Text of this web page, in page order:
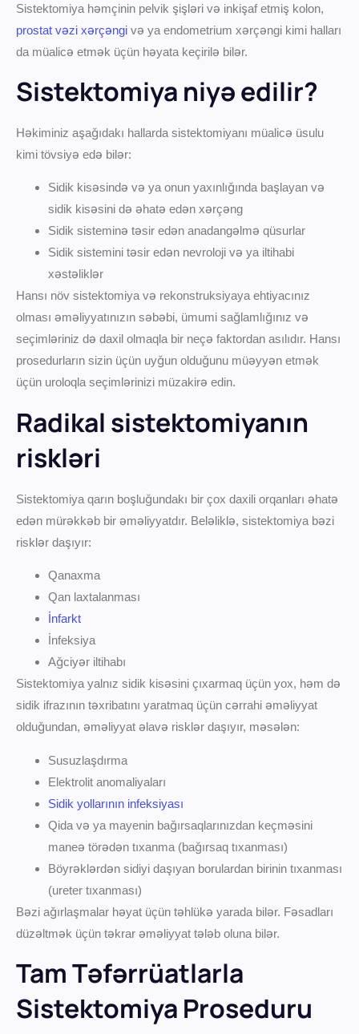
Sistektomiya həmçinin pelvik şişləri və inkişaf etmiş kolon,
prostat vəzi xərçəngi və ya endometrium xərçəngi kimi halları
da müalicə etmək üçün həyata keçirilə bilər.
Sistektomiya niyə edilir?
Həkiminiz aşağıdakı hallarda sistektomiyanı müalicə üsulu
kimi tövsiyə edə bilər:
Sidik kisəsində və ya onun yaxınlığında başlayan və
sidik kisəsini də əhatə edən xərçəng
Sidik sisteminə təsir edən anadangəlmə qüsurlar
Sidik sistemini təsir edən nevroloji və ya iltihabi
xəstəliklər
Hansı növ sistektomiya və rekonstruksiyaya ehtiyacınız
olması əməliyyatınızın səbəbi, ümumi sağlamlığınız və
seçimləriniz də daxil olmaqla bir neçə faktordan asılıdır. Hansı
prosedurların sizin üçün uyğun olduğunu müəyyən etmək
üçün uroloqla seçimlərinizi müzakirə edin.
Radikal sistektomiyanın
riskləri
Sistektomiya qarın boşluğundakı bir çox daxili orqanları əhatə
edən mürəkkəb bir əməliyyatdır. Beləliklə, sistektomiya bəzi
risklər daşıyır:
Qanaxma
Qan laxtalanması
İnfarkt
İnfeksiya
Ağciyər iltihabı
Sistektomiya yalnız sidik kisəsini çıxarmaq üçün yox, həm də
sidik ifrazının təxribatını yaratmaq üçün cərrahi əməliyyat
olduğundan, əməliyyat əlavə risklər daşıyır, məsələn:
Susuzlaşdırma
Elektrolit anomaliyaları
Sidik yollarının infeksiyası
Qida və ya mayenin bağırsaqlarınızdan keçməsini
maneə törədən tıxanma (bağırsaq tıxanması)
Böyrəklərdən sidiyi daşıyan borulardan birinin tıxanması
(ureter tıxanması)
Bəzi ağırlaşmalar həyat üçün təhlükə yarada bilər. Fəsadları
düzəltmək üçün təkrar əməliyyat tələb oluna bilər.
Tam Təfərrüatlarla
Sistektomiya Proseduru